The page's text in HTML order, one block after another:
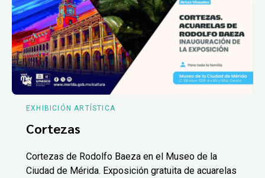
EXHIBICIÓN ARTÍSTICA
Cortezas
Cortezas de Rodolfo Baeza en el Museo de la
Ciudad de Mérida. Exposición gratuita de acuarelas